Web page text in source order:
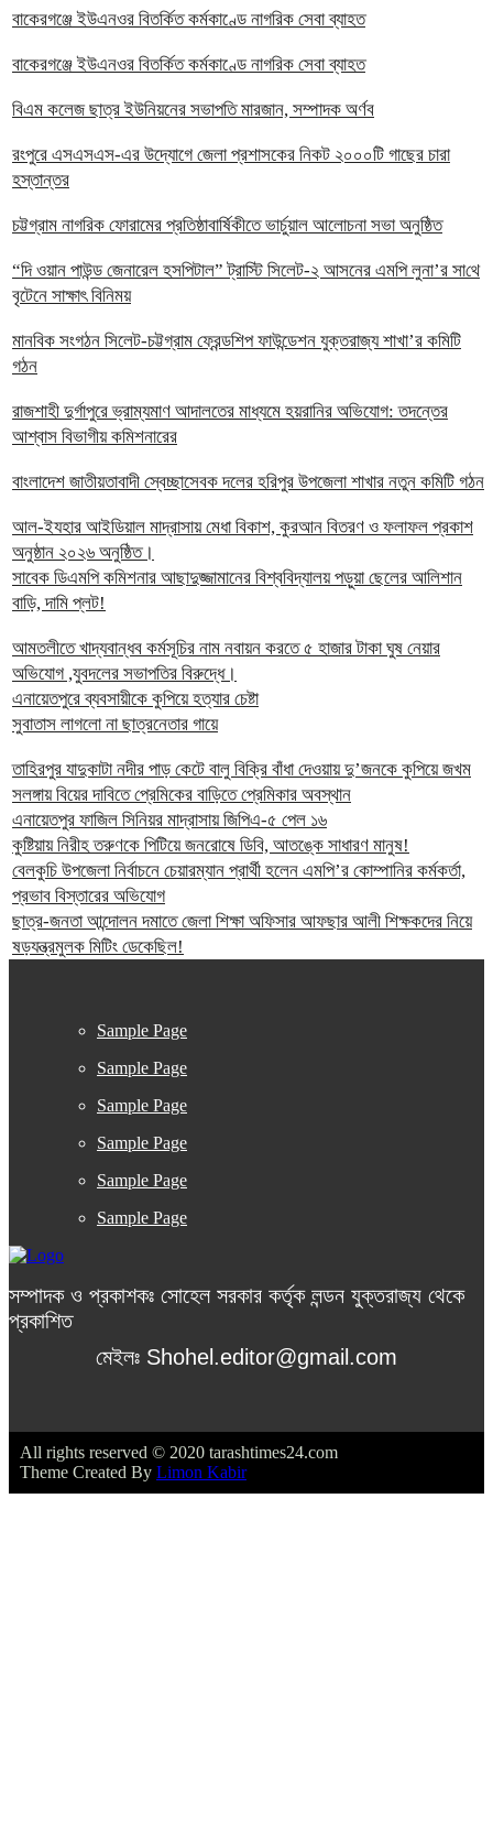
বাকেরগঞ্জে ইউএনওর বিতর্কিত কর্মকাণ্ডে নাগরিক সেবা ব্যাহত
বাকেরগঞ্জে ইউএনওর বিতর্কিত কর্মকাণ্ডে নাগরিক সেবা ব্যাহত
বিএম কলেজ ছাত্র ইউনিয়নের সভাপতি মারজান, সম্পাদক অর্ণব
রংপুরে এসএসএস-এর উদ্যোগে জেলা প্রশাসকের নিকট ২০০০টি গাছের চারা
হস্তান্তর
চট্টগ্রাম নাগরিক ফোরামের প্রতিষ্ঠাবার্ষিকীতে ভার্চুয়াল আলোচনা সভা অনুষ্ঠিত
“দি ওয়ান পাউন্ড জেনারেল হসপিটাল” ট্রাস্টি সিলেট-২ আসনের এমপি লুনা’র সা‌থে
বৃটেনে সাক্ষাৎ বিনিময়
মানবিক সংগঠন সিলেট-চট্টগ্রাম ফ্রেন্ডশিপ ফাউন্ডেশন যুক্তরাজ্য শাখা’র কমিটি
গঠন
রাজশাহী দুর্গাপুরে ভ্রাম্যমাণ আদালতের মাধ্যমে হয়রানির অভিযোগ: তদন্তের
আশ্বাস বিভাগীয় কমিশনারের
বাংলাদেশ জাতীয়তাবাদী স্বেচ্ছাসেবক দলের হরিপুর উপজেলা শাখার নতুন কমিটি গঠন
আল-ইযহার আইডিয়াল মাদ্রাসায় মেধা বিকাশ, কুরআন বিতরণ ও ফলাফল প্রকাশ
অনুষ্ঠান ২০২৬ অনুষ্ঠিত।
সাবেক ডিএমপি কমিশনার আছাদুজ্জামানের বিশ্ববিদ্যালয় পড়ুয়া ছেলের আলিশান
বাড়ি, দামি প্লট!
আমতলীতে খাদ্যবান্ধব কর্মসূচির নাম নবায়ন করতে ৫ হাজার টাকা ঘুষ নেয়ার
অভিযোগ ,যুবদলের সভাপতির বিরুদ্ধে।
এনায়েতপুরে ব্যবসায়ীকে কুপিয়ে হত্যার চেষ্টা
সুবাতাস লাগলো না ছাত্রনেতার গায়ে
তাহিরপুর যাদুকাটা নদীর পাড় কেটে বালু বিক্রি বাঁধা দেওয়ায় দু’জনকে কুপিয়ে জখম
সলঙ্গায় বিয়ের দাবিতে প্রেমিকের বাড়িতে প্রেমিকার অবস্থান
এনায়েতপুর ফাজিল সিনিয়র মাদ্রাসায় জিপিএ-৫ পেল ১৬
কুষ্টিয়ায় নিরীহ তরুণকে পিটিয়ে জনরোষে ডিবি, আতঙ্কে সাধারণ মানুষ!
বেলকুচি উপজেলা নির্বাচনে চেয়ারম্যান প্রার্থী হলেন এমপি’র কোম্পানির কর্মকর্তা,
প্রভাব বিস্তারের অভিযোগ
ছাত্র-জনতা আন্দোলন দমাতে জেলা শিক্ষা অফিসার আফছার আলী শিক্ষকদের নিয়ে
ষড়যন্ত্রমুলক মিটিং ডেকেছিল!
Sample Page
Sample Page
Sample Page
Sample Page
Sample Page
Sample Page
সম্পাদক ও প্রকাশকঃ সোহেল সরকার কর্তৃক লন্ডন যুক্তরাজ্য থেকে
প্রকাশিত
মেইলঃ Shohel.editor@gmail.com
All rights reserved © 2020 tarashtimes24.com
Theme Created By Limon Kabir